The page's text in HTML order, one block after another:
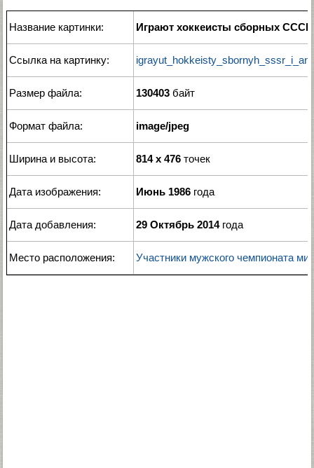
Название картинки: Играют хоккеисты сборных
Ссылка на картинку:
Размер файла: 130403 байт
Формат файла: image/jpeg
Ширина и высота: 814 x 476 точек
Дата изображения: Июнь 1986 года
Дата добавления: 29 Октябрь 2014года
Место расположения: Участники мужского чемпионата